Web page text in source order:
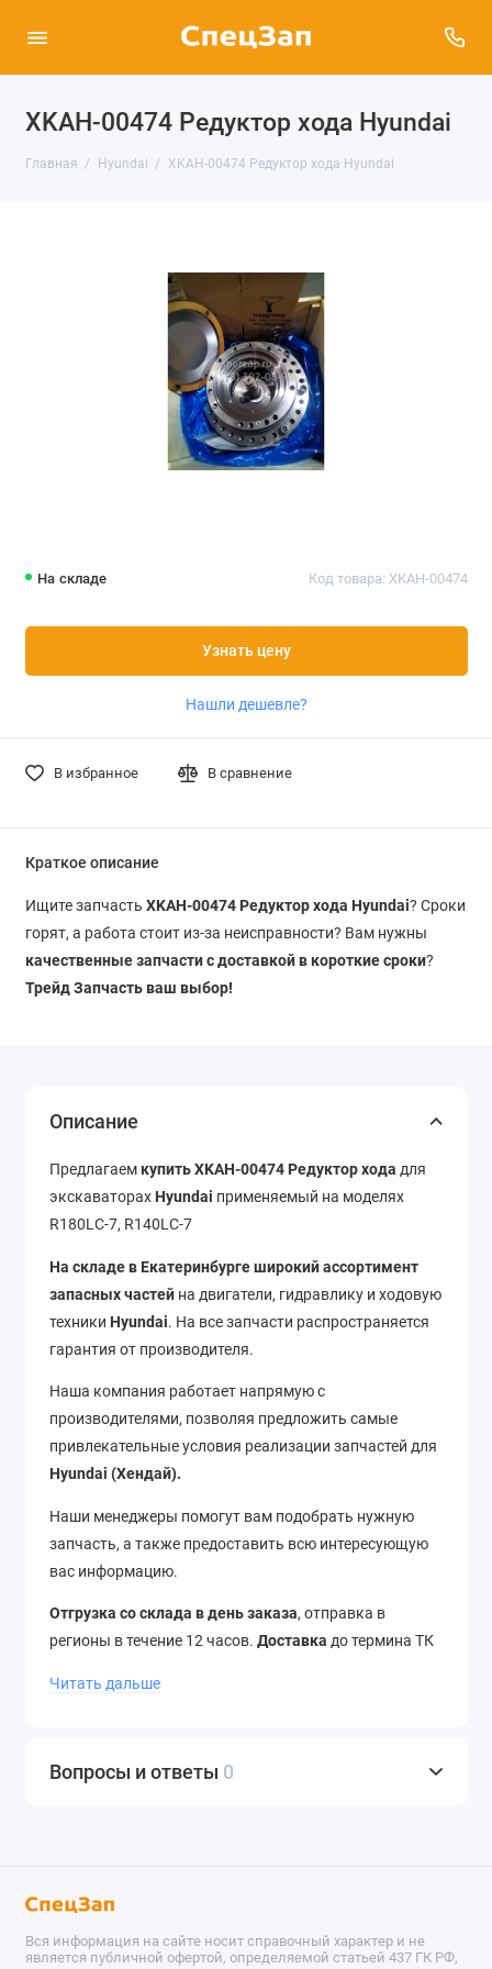
XKAH-00474 Редуктор хода Hyundai
Главная Hyundai XKAH-00474 Редуктор хода Hyundai
На складе Код товара: XKAH-00474
Узнать цену
Нашли дешевле?
В избранное В сравнение
Краткое описание
Ищите запчасть XKAH-00474 Редуктор хода Hyundai? Сроки
горят, а работа стоит из-за неисправности? Вам нужны
качественные запчасти с доставкой в короткие сроки?
Трейд Запчасть ваш выбор!
Описание
Предлагаем купить XKAH-00474 Редуктор хода для
экскаваторах Hyundai применяемый на моделях
R180LC-7, R140LC-7
На складе в Екатеринбурге широкий ассортимент
запасных частей на двигатели, гидравлику и ходовую
техники Hyundai. На все запчасти распространяется
гарантия от производителя.
Наша компания работает напрямую с
производителями, позволяя предложить самые
привлекательные условия реализации запчастей для
Hyundai (Хендай).
Наши менеджеры помогут вам подобрать нужную
запчасть, а также предоставить всю интересующую
вас информацию.
Отгрузка со склада в день заказа, отправка в
регионы в течение 12 часов. Доставка до термина ТК
ближнего зарубежья.
Читать дальше
Вопросы и ответы 0
Вся информация на сайте носит справочный характер и не
является публичной офертой, определяемой статьей 437 ГК РФ,